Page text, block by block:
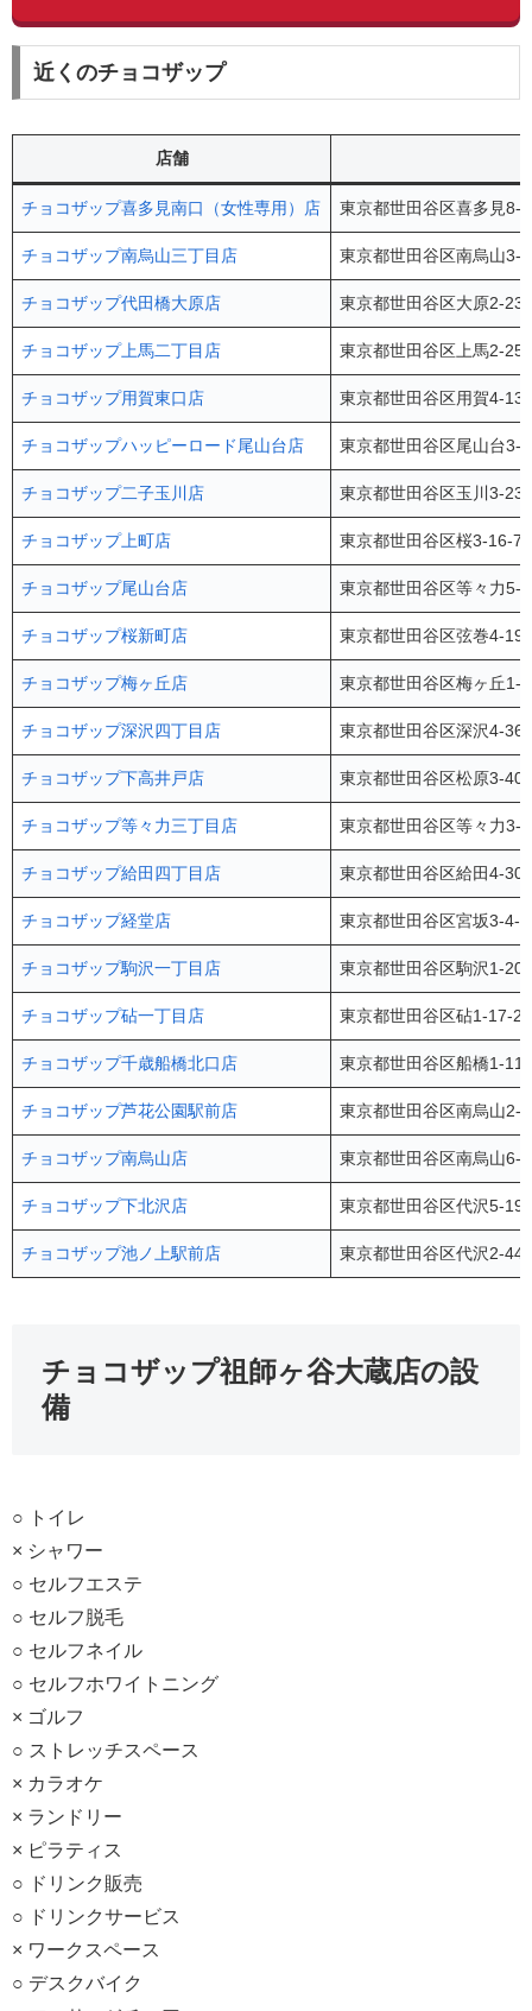
近くのチョコザップ
店舗
チョコザップ喜多見南口（女性専用）店 東京都世田谷区喜多見
チョコザップ南烏山三丁目店 東京都世田谷区南烏山
チョコザップ代田橋大原店 東京都世田谷区大原2-
チョコザップ上馬二丁目店 東京都世田谷区上馬2-
チョコザップ用賀東口店 東京都世田谷区用賀4-
チョコザップハッピーロード尾山台店 東京都世田谷区尾山台
チョコザップ二子玉川店 東京都世田谷区玉川3-
チョコザップ上町店 東京都世田谷区桜3-16-
チョコザップ尾山台店 東京都世田谷区等々力
チョコザップ桜新町店 東京都世田谷区弦巻4-
チョコザップ梅ヶ丘店 東京都世田谷区梅ヶ丘
チョコザップ深沢四丁目店 東京都世田谷区深沢4-
チョコザップ下高井戸店 東京都世田谷区松原3-
チョコザップ等々力三丁目店 東京都世田谷区等々力
チョコザップ給田四丁目店 東京都世田谷区給田4-
チョコザップ経堂店 東京都世田谷区宮坂3-
チョコザップ駒沢一丁目店 東京都世田谷区駒沢1-
チョコザップ砧一丁目店 東京都世田谷区砧1-17-
チョコザップ千歳船橋北口店 東京都世田谷区船橋1-
チョコザップ芦花公園駅前店 東京都世田谷区南烏山
チョコザップ南烏山店 東京都世田谷区南烏山
チョコザップ下北沢店 東京都世田谷区代沢5-
チョコザップ池ノ上駅前店 東京都世田谷区代沢2-
チョコザップ祖師ヶ谷大蔵店の設
備
○ トイレ
× シャワー
○ セルフエステ
○ セルフ脱毛
○ セルフネイル
○ セルフホワイトニング
× ゴルフ
○ ストレッチスペース
× カラオケ
× ランドリー
× ピラティス
○ ドリンク販売
○ ドリンクサービス
× ワークスペース
○ デスクバイク